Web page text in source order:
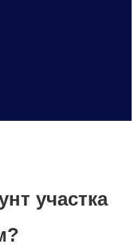
участка